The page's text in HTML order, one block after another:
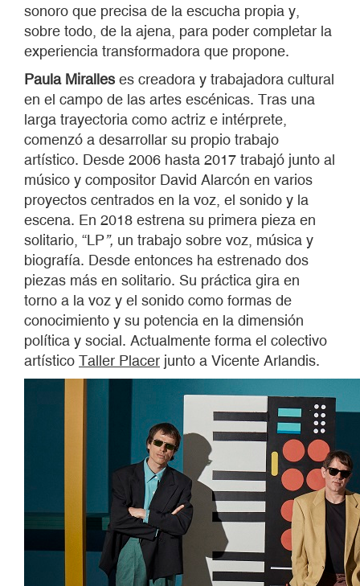
sonoro que precisa de la escucha propia y,
sobre todo, de la ajena, para poder completar la
experiencia transformadora que propone.
Paula Miralles es creadora y trabajadora cultural
en el campo de las artes escénicas. Tras una
larga trayectoria como actriz e intérprete,
comenzó a desarrollar su propio trabajo
artístico. Desde 2006 hasta 2017 trabajó junto al
músico y compositor David Alarcón en varios
proyectos centrados en la voz, el sonido y la
escena. En 2018 estrena su primera pieza en
solitario, “LP”, un trabajo sobre voz, música y
biografía. Desde entonces ha estrenado dos
piezas más en solitario. Su práctica gira en
torno a la voz y el sonido como formas de
conocimiento y su potencia en la dimensión
política y social. Actualmente forma el colectivo
artístico Taller Placer junto a Vicente Arlandis.